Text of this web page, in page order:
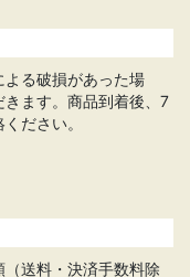
る破損があった場
ます。商品到着後、7
ださい。
送料・決済手数料除